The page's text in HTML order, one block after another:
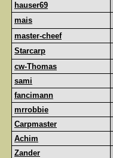
hauser69
mais
master-cheef
Starcarp
cw-Thomas
sami
fancimann
mrrobbie
Carpmaster
Achim
Zander